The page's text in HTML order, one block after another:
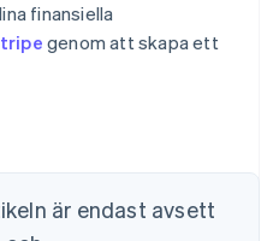
finansiella
genom att skapa ett
är endast avsett